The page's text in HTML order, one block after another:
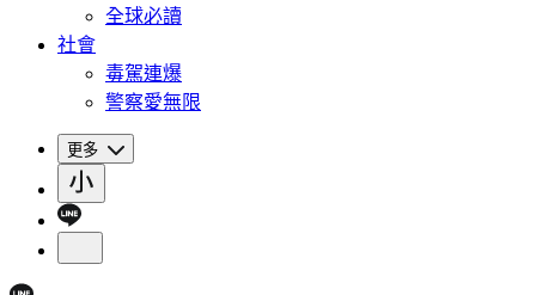
全球必讀
社會
毒駕連爆
警察愛無限
更多